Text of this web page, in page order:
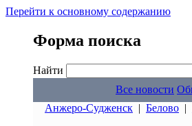
Перейти к основному содержанию
Форма поиска
Найти
Все новости
Анжеро-Судженск | Белово |